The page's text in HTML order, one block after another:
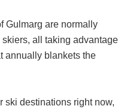
Gulmarg are normally
all taking advantage
annually blankets the
ski destinations right now,